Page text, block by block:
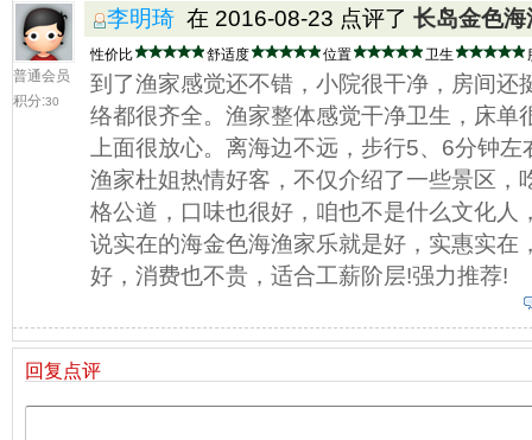
普通会员
积分:30
李明琦 在 2016-08-23 点评了 长岛金色海
性价比 舒适度 位置 卫生
到了渔家感觉还不错，小院很干净，房间还
络都很齐全。渔家整体感觉干净卫生，床单
上面很放心。离海边不远，步行5、6分钟
渔家杜姐热情好客，不仅介绍了一些景区，
格公道，口味也很好，咱也不是什么文化人
说实在的海金色海渔家乐就是好，实惠实在
好，消费也不贵，适合工薪阶层!强力推荐!
回复点评